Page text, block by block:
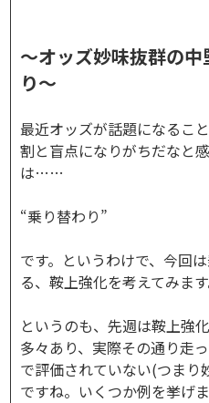
～オッズ妙味抜群の
り～
最近オッズが話題になるこ
割と盲点になりがちだなと
は……
“乗り替わり”
です。というわけで、今回
る、鞍上強化を考えてみます
というのも、先週は鞍上強
多々あり、実際その通り走
で評価されていない(つまり
ですね。いくつか例を挙げま